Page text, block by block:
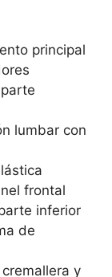
principal
lumbar con
frontal
inferior
de
y